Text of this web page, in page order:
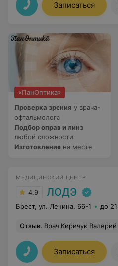
Записаться
«ПанОптика»
Проверка зрения у врача-
офтальмолога
Подбор оправ и линз
любой сложности
Изготовление на месте
МЕДИЦИНСКИЙ ЦЕНТР
4.9 ЛОДЭ
Брест, ул. Ленина, 66-1 до
Отзыв. Врач Киричук Валерий Анатольевич, очень приятный, все объяснил простым
Записаться